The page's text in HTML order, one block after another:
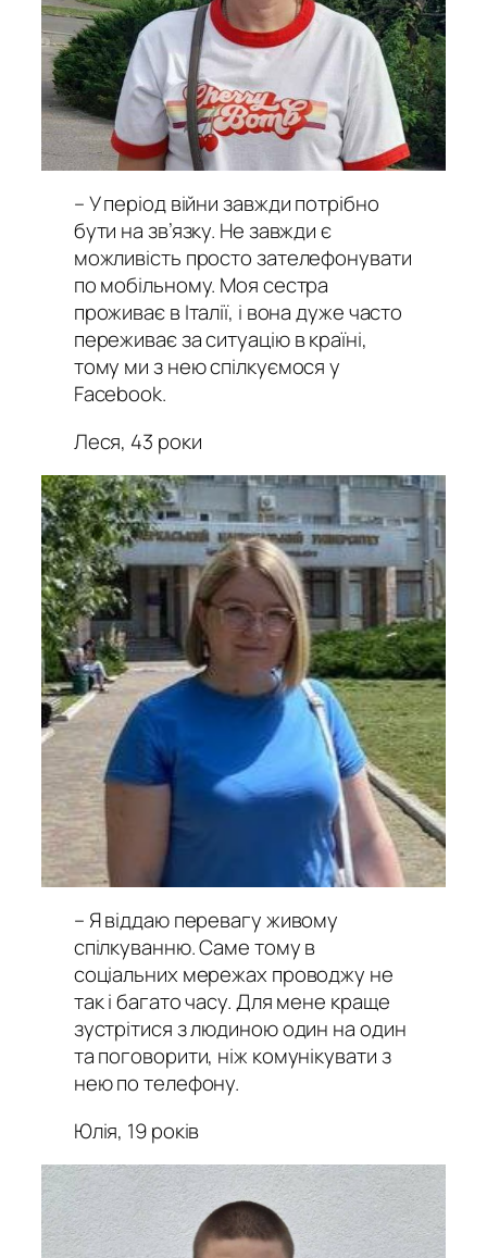
– У період війни завжди потрібно
бути на зв’язку. Не завжди є
можливість просто зателефонувати
по мобільному. Моя сестра
проживає в Італії, і вона дуже часто
переживає за ситуацію в країні,
тому ми з нею спілкуємося у
Facebook.
Леся, 43 роки
– Я віддаю перевагу живому
спілкуванню. Саме тому в
соціальних мережах проводжу не
так і багато часу. Для мене краще
зустрітися з людиною один на один
та поговорити, ніж комунікувати з
нею по телефону.
Юлія, 19 років